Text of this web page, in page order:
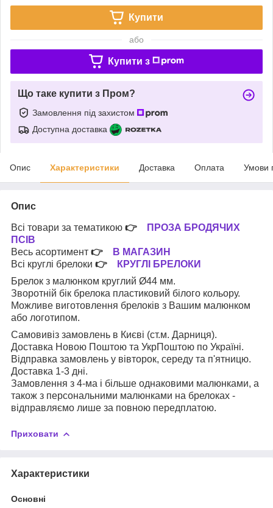
Купити
або
Купити з
Що таке купити з Пром?
Замовлення під захистом
Доступна доставка
Опис Характеристики Доставка Оплата Умови
Опис
Всі товари за тематикою 👉
ПРОЗА БРОДЯЧИХ
ПСІВ
Весь асортимент 👉
В МАГАЗИН
Всі круглі брелоки 👉
КРУГЛІ БРЕЛОКИ
Брелок з малюнком круглий Ø44 мм.
Зворотній бік брелока пластиковий білого кольору.
Можливе виготовлення брелоків з Вашим малюнком
або логотипом.
Самовивіз замовлень в Києві (ст.м. Дарниця).
Доставка Новою Поштою та УкрПоштою по Україні.
Відправка замовлень у вівторок, середу та п'ятницю.
Доставка 1-3 дні.
Замовлення з 4-ма і більше однаковими малюнками, а
також з персональними малюнками на брелоках -
відправляємо лише за повною передплатою.
Приховати
Характеристики
Основні